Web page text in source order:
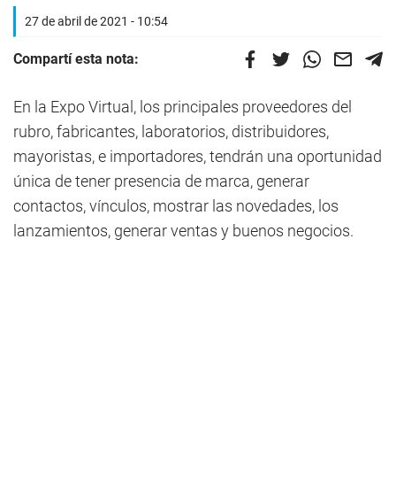
27 de abril de 2021 - 10:54
Compartí esta nota:
En la Expo Virtual, los principales proveedores del
rubro, fabricantes, laboratorios, distribuidores,
mayoristas, e importadores, tendrán una oportunidad
única de tener presencia de marca, generar
contactos, vínculos, mostrar las novedades, los
lanzamientos, generar ventas y buenos negocios.